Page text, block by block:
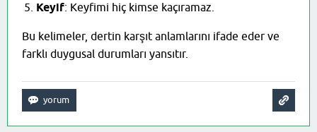
Keyif: Keyfimi hiç kimse kaçıramaz.
Bu kelimeler, dertin karşıt anlamlarını ifade eder ve
farklı duygusal durumları yansıtır.